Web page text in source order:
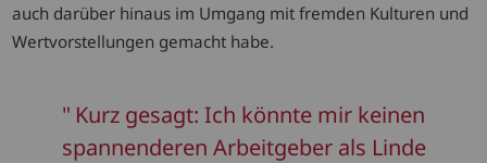
auch darüber hinaus im Umgang mit fremden Kulturen und
Wertvorstellungen gemacht habe.
Kurz gesagt: Ich könnte mir keinen
spannenderen Arbeitgeber als Linde